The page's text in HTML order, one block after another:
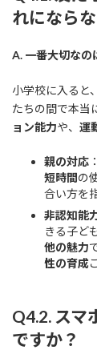
れになら
A. 一番大切なの
小学校に入ると
たちの間で本当
ョン能力や、 運
親の対応
短時間の
合い方を
非認知能
きる子ど
他の魅力
性の育成
Q4.2. スマ
ですか？